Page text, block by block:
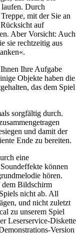
Durch
mit der Sie an
auf
Aber Vorsicht: Auch
sie rechtzeitig aus
Ihre Aufgabe
Objekte haben die
das dem Spiel
sorgfältig durch.
und damit der
Ende zu bereiten.
eine
können
hören.
dem Bildschirm
nicht ab. All
und nicht zuletzt
zu unserem Spiel
Leserservice-Diskette
Version